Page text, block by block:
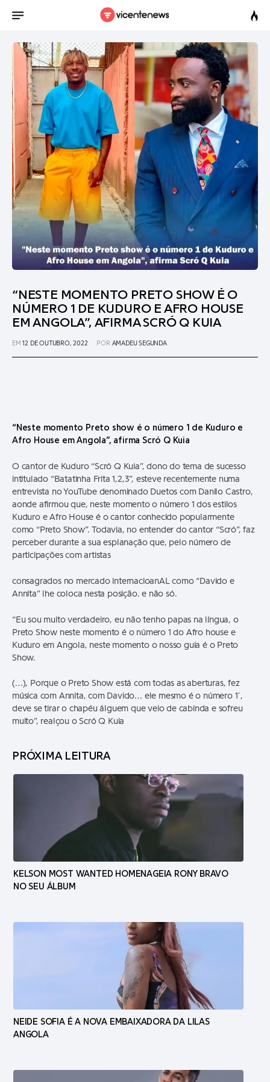
“NESTE MOMENTO PRETO SHOW É O
NÚMERO 1 DE KUDURO E AFRO HOUSE
EM ANGOLA”, AFIRMA SCRÓ Q KUIA
EM12 DE OUTUBRO, 2022 POR AMADEU SEGUNDA
“Neste momento Preto show é o número 1 de Kuduro e
Afro House em Angola”, afirma Scró Q Kuia
O cantor de Kuduro “Scró Q Kuia”, dono do tema de sucesso
intitulado “Batatinha Frita 1,2,3”, esteve recentemente numa
entrevista no YouTube denominado Duetos com Danilo Castro,
aonde afirmou que, neste momento o número 1 dos estilos
Kuduro e Afro House é o cantor conhecido popularmente
como “Preto Show”. Todavia, no entender do cantor “Scró”, faz
perceber durante a sua esplanação que, pelo número de
participações com artistas
consagrados no mercado internacioanAL como “Davido e
Annita” lhe coloca nesta posição. e não só.
“Eu sou muito verdadeiro, eu não tenho papas na língua, o
Preto Show neste momento é o número 1 do Afro house e
Kuduro em Angola, neste momento o nosso guia é o Preto
Show.
(…), Porque o Preto Show está com todas as aberturas, fez
música com Annita, com Davido… ele mesmo é o número 1´,
deve se tirar o chapéu álguem que veio de cabinda e sofreu
muito”, realçou o Scró Q Kuia
PRÓXIMA LEITURA
KELSON MOST WANTED HOMENAGEIA RONY BRAVO
NO SEU ÁLBUM
NEIDE SOFIA É A NOVA EMBAIXADORA DA LILAS
ANGOLA